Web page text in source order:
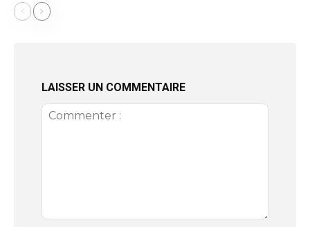
LAISSER UN COMMENTAIRE